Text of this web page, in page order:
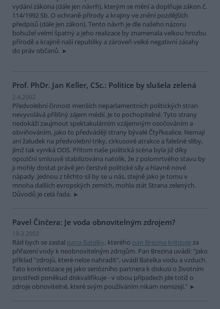
vydání zákona (dále jen návrh), kterým se mění a doplňuje zákon č.
114/1992 Sb. O ochraně přírody a krajiny ve znění pozdějších
předpisů (dále jen zákon). Tento návrh je dle našeho názoru
bohužel velmi špatný a jeho realizace by znamenala velkou hrozbu
přírodě a krajině naší republiky a zároveň velké negativní zásahy
do práv občanů.
Prof. PhDr. Jan Keller, CSc.: Politice by slušela zelená
2.4.2002
Předvolební činnost menších neparlamentních politických stran
nevyvolává přílišný zájem médií. Je to pochopitelné. Tyto strany
nedokáží zaujmout spektakulárním vzájemným osočováním a
obviňováním, jako to předvádějí strany bývalé Čtyřkoalice. Nemají
ani žaludek na předvolební triky, cirkusové atrakce a falešné sliby,
jímž tak vyniká ODS. Přitom naše politická scéna byla již díky
opoziční smlouvě stabilizována natolik, že z polomrtvého stavu by
ji mohly dostat právě jen čerstvé politické síly a hlavně nové
nápady. Jednou z těchto sil by se u nás, stejně jako je tomu v
mnoha dalších evropských zemích, mohla stát Strana zelených.
Důvodů je celá řada.
Pavel Činčera: Je voda obnovitelným zdrojem?
19.3.2002
Rád bych se zastal pana Batelky, kterého pan Brezina kritizujeza
přiřazení vody k neobnovitelným zdrojům. Pan Brezina uvádí: "Jako
příklad "zdrojů, které nelze nahradit", uvádí Batelka vodu a vzduch.
Tato konkretizace jej jako seriózního partnera k diskusi o životním
prostředí poněkud diskvalifikuje - v obou případech jde totiž o
zdroje obnovitelné, které svým používáním nikam nemizejí."